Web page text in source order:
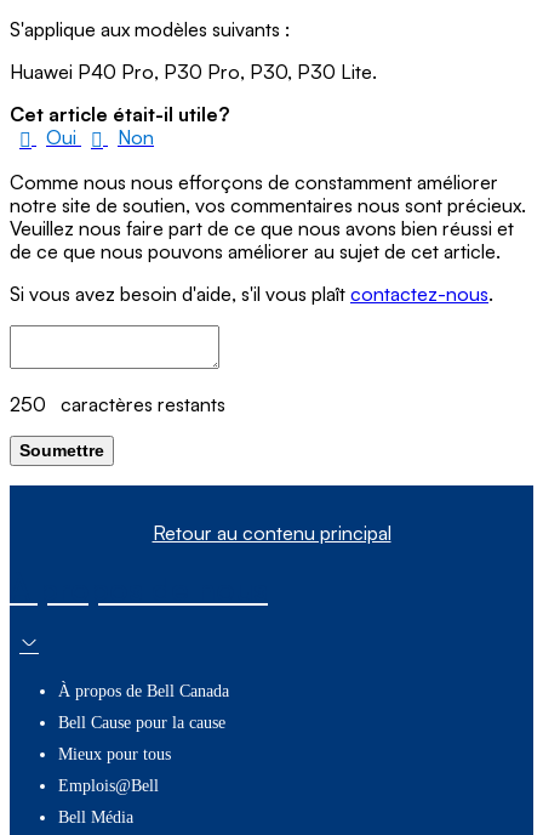
S'applique aux modèles suivants :
Huawei P40 Pro, P30 Pro, P30, P30 Lite.
Cet article était-il utile?
Oui
Non
Comme nous nous efforçons de constamment améliorer
notre site de soutien, vos commentaires nous sont précieux.
Veuillez nous faire part de ce que nous avons bien réussi et
de ce que nous pouvons améliorer au sujet de cet article.
Si vous avez besoin d'aide, s'il vous plaît contactez-nous.
250 caractères restants
Soumettre
Retour au contenu principal
À propos de Bell Canada
Bell Cause pour la cause
Mieux pour tous
Emplois@Bell
Bell Média